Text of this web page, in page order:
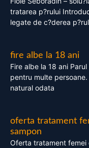
tratarea p?rului
legate de c?derea
fire albe la 18 ani
Fire albe la 18 ani
pentru multe
natural odata
oferta tratament
sampon
Oferta tratament femei